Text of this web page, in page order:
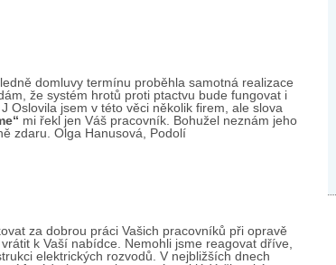
domluvy termínu proběhla samotná realizace
že systém hrotů proti ptactvu bude fungovat i
Oslovila jsem v této věci několik firem, ale slova
mi řekl jen Váš pracovník. Bohužel neznám jeho
zdaru. Olga Hanusová, Podolí
za dobrou práci Vašich pracovníků při opravě
k Vaší nabídce. Nemohli jsme reagovat dříve,
elektrických rozvodů. V nejbližších dnech